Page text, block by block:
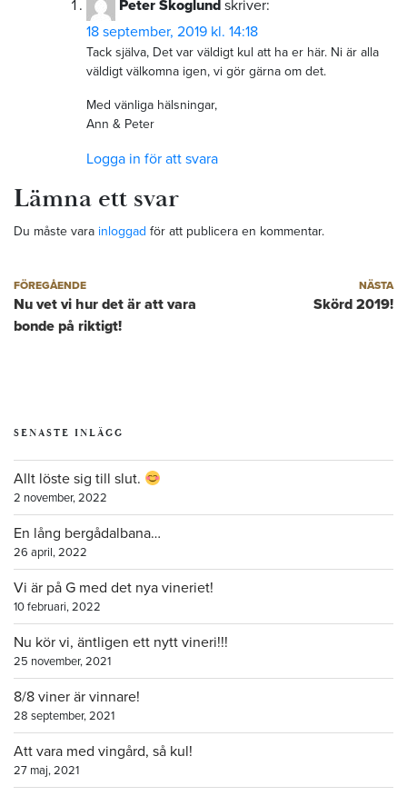
Peter Skoglund skriver:
18 september, 2019 kl. 14:18
Tack själva, Det var väldigt kul att ha er här. Ni är alla
väldigt välkomna igen, vi gör gärna om det.
Med vänliga hälsningar,
Ann & Peter
Logga in för att svara
Lämna ett svar
Du måste vara inloggad för att publicera en kommentar.
Inläggsnavigering
Föregående inlägg
FÖREGÅENDE
Nu vet vi hur det är att vara
bonde på riktigt!
NÄSTA
Skörd 2019!
SENASTE INLÄGG
Allt löste sig till slut.
2 november, 2022
En lång bergådalbana…
26 april, 2022
Vi är på G med det nya vineriet!
10 februari, 2022
Nu kör vi, äntligen ett nytt vineri!!!
25 november, 2021
8/8 viner är vinnare!
28 september, 2021
Att vara med vingård, så kul!
27 maj, 2021